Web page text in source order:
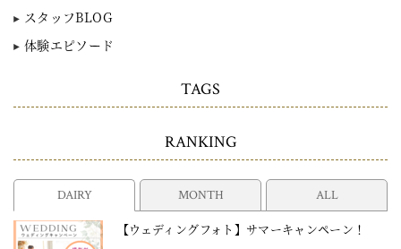
スタッフBLOG
体験エピソード
TAGS
RANKING
DAIRY MONTH ALL
【ウェディングフォト】サマーキャンペーン！